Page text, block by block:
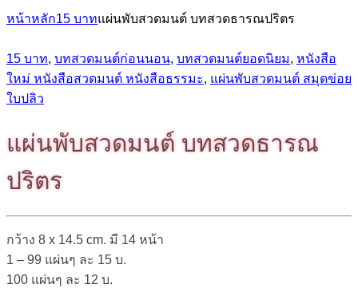
หน้าหลัก15 บาทแผ่นพับสวดมนต์ บทสวดธารณปริตร
15 บาท, บทสวดมนต์ก่อนนอน, บทสวดมนต์ยอดนิยม, หนังสือ
ใหม่ หนังสือสวดมนต์ หนังสือธรรมะ, แผ่นพับสวดมนต์ สมุดข่อย
ใบปลิว
แผ่นพับสวดมนต์ บทสวดธารณ
ปริตร
กว้าง 8 x 14.5 cm. มี 14 หน้า
1 – 99 แผ่นๆ ละ 15 บ.
100 แผ่นๆ ละ 12 บ.